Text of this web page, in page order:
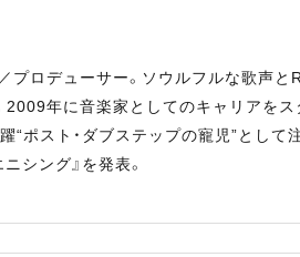
プロデューサー。ソウルフルな歌声
年に音楽家としてのキャリアをス
ポスト・ダブステップの寵児”として
シング』を発表。